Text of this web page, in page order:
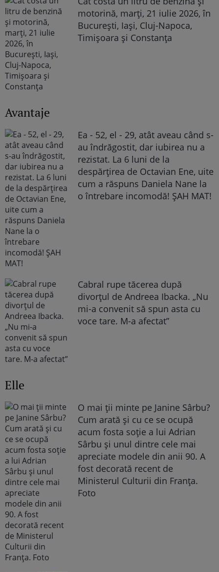
motorină, marți, 21 iulie 2026, în
București, Iași, Cluj-Napoca,
Timișoara și Constanța
Avantaje
Ea - 52, el - 29, atât aveau când s-
au îndrăgostit, dar iubirea nu a
rezistat. La 6 luni de la
despărțirea de Octavian Ene, uite
cum a răspuns Daniela Nane la
o întrebare incomodă! ȘAH MAT!
Cabral rupe tăcerea după
divorțul de Andreea Ibacka. „Nu
mi-a convenit să spun asta cu
voce tare. M-a afectat”
Elle
O mai ții minte pe Janine Sârbu?
Cum arată și cu ce se ocupă
acum fosta soție a lui Adrian
Sârbu și unul dintre cele mai
apreciate modele din anii 90. A
fost decorată recent de
Ministerul Culturii din Franța.
Foto